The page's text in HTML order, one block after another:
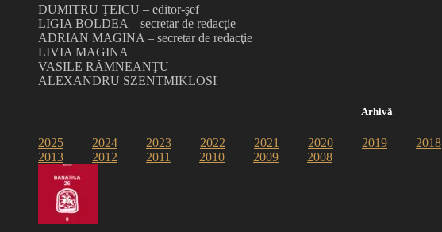
DUMITRU ŢEICU – editor-şef
LIGIA BOLDEA – secretar de redacţie
ADRIAN MAGINA – secretar de redacţie
LIVIA MAGINA
VASILE RĂMNEANŢU
ALEXANDRU SZENTMIKLOSI
Arhivă
2025 2024 2023 2022 2021 2020 2019 2018
2013
2012 2011 2010 2009 2008